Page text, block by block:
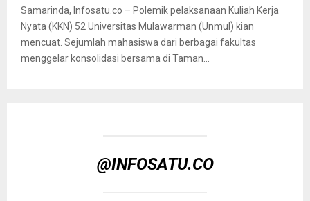
Samarinda, Infosatu.co – Polemik pelaksanaan Kuliah Kerja
Nyata (KKN) 52 Universitas Mulawarman (Unmul) kian
mencuat. Sejumlah mahasiswa dari berbagai fakultas
menggelar konsolidasi bersama di Taman...
@INFOSATU.CO